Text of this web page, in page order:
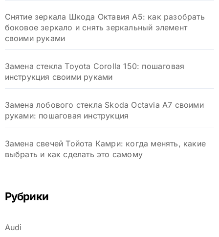
Снятие зеркала Шкода Октавия А5: как разобрать
боковое зеркало и снять зеркальный элемент
своими руками
Замена стекла Toyota Corolla 150: пошаговая
инструкция своими руками
Замена лобового стекла Skoda Octavia A7 своими
руками: пошаговая инструкция
Замена свечей Тойота Камри: когда менять, какие
выбрать и как сделать это самому
Рубрики
Audi